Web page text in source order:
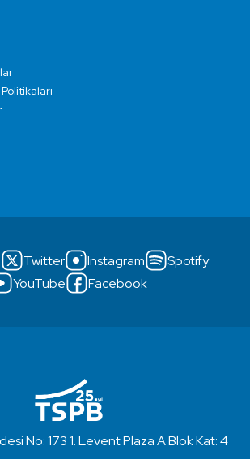
Twitter Instagram
Spotify
YouTube
Facebook
No: 173 1. Levent Plaza A Blok Kat: 4